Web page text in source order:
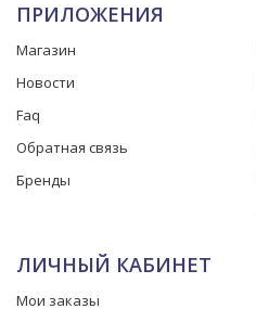
ПРИЛОЖЕНИЯ
Магазин
Новости
Faq
Обратная связь
Бренды
ЛИЧНЫЙ КАБИНЕТ
Мои заказы